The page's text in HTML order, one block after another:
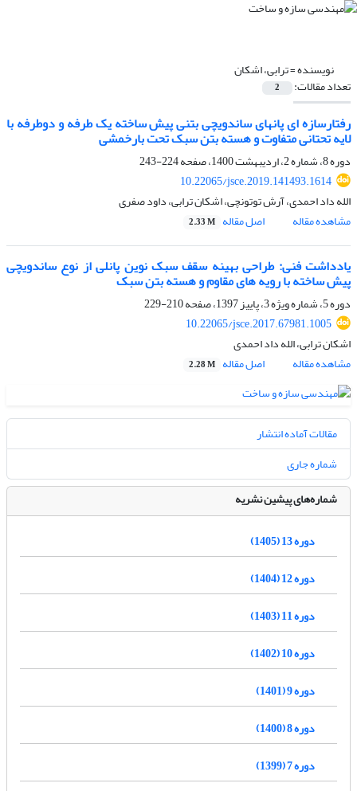
نویسنده =ترابی، اشکان
تعداد مقالات: 2
رفتارسازه ای پانهای ساندویچی بتنی پیش ساخته یک طرفه و دوطرفه با
لایه تحتانی متفاوت و هسته بتن سبک تحت بارخمشی
دوره 8، شماره 2، اردیبهشت 1400، صفحه
224-243
10.22065/jsce.2019.141493.1614
الله داد احمدی، آرش توتونچی، اشکان ترابی، داود صفری
مشاهده مقاله
اصل مقاله 2.33 M
یادداشت فنی: طراحی بهینه سقف سبک نوین پانلی از نوع ساندویچی
پیش ساخته با رویه های مقاوم و هسته بتن سبک
دوره 5، شماره ویژه 3، پاییز 1397، صفحه
210-229
10.22065/jsce.2017.67981.1005
اشکان ترابی، الله داد احمدی
مشاهده مقاله
اصل مقاله 2.28 M
مقالات آماده انتشار
شماره جاری
شماره‌های پیشین نشریه
دوره 13 (1405)
دوره 12 (1404)
دوره 11 (1403)
دوره 10 (1402)
دوره 9 (1401)
دوره 8 (1400)
دوره 7 (1399)